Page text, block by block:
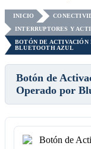
INICIO
INTERRUPTORES Y
BOTÓN DE ACTIVACIÓN
BLUETOOTH AZUL
Botón de
Operado por